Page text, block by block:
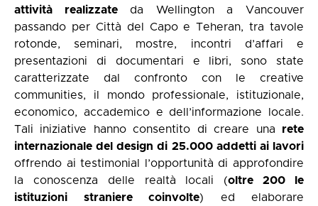
attività realizzateda Wellington a Vancouver
passando per Città del Capo e Teheran, tra tavole
rotonde, seminari, mostre, incontri d’affari e
presentazioni di documentari e libri, sono state
caratterizzate dal confronto con le creative
communities, il mondo professionale, istituzionale,
economico, accademico e dell’informazione locale.
Tali iniziative hanno consentito di creare una rete
internazionale del design di 25.000 addetti ai lavori
offrendo ai testimonial l’opportunità di approfondire
la conoscenza delle realtà locali (oltre 200 le
istituzioni straniere coinvolte) ed elaborare